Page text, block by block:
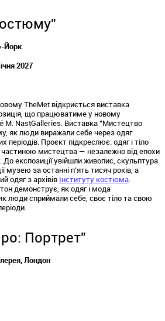
-Йорк
2027
TheMetвідкриється виставка
що працюватиме у новому
M. NastGalleries. Виставка "Мистецтво
як люди виражали себе через одяг
періодів. Проєктпідкреслює: одяг і тіло
частиною мистецтва — незалежно від епохи
До експозиції увійшли живопис, скульптура
музею за останніп’ятьтисяч років, а
одяг з архівів Інституту костюма.
демонструє, як одяг і мода
люди сприймали себе, своє тіло та свою
Портрет"
Лондон